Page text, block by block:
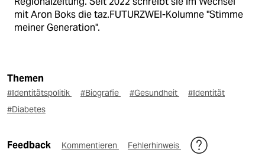
mit Aron Boks die taz.FUTURZWEI-Kolumne "Stimme
meiner Generation".
Themen
#Identitätspolitik #Biografie #Gesundheit
#Identität
#Diabetes
Feedback Kommentieren Fehlerhinweis